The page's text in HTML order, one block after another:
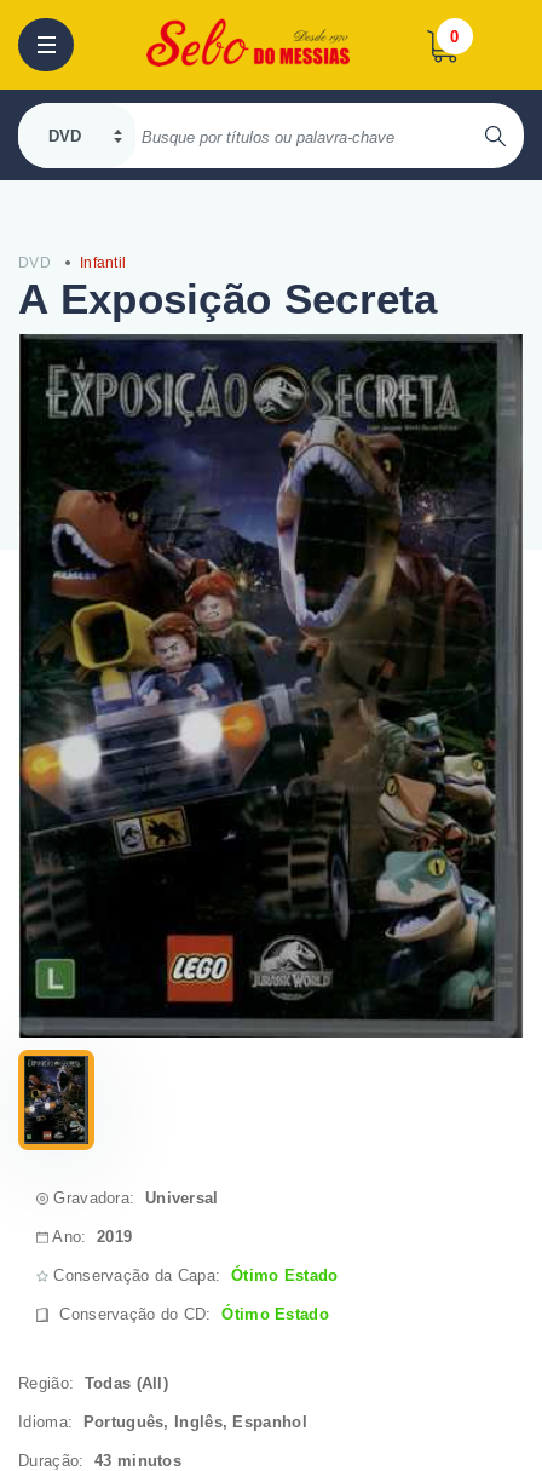
0
DVD Infantil
A Exposição Secreta
Gravadora: Universal
Ano:2019
Conservação da Capa: Ótimo Estado
Conservação do CD:Ótimo Estado
Região: Todas (All)
Idioma: Português, Inglês, Espanhol
Duração: 43 minutos